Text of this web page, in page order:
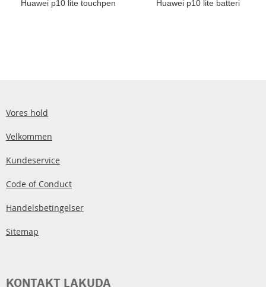
Huawei p10 lite touchpen Huawei p10 lite batteri
Vores hold
Velkommen
Kundeservice
Code of Conduct
Handelsbetingelser
Sitemap
KONTAKT LAKUDA